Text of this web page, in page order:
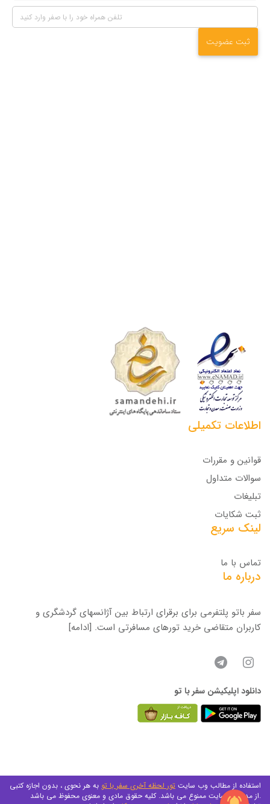
ثبت عضویت
اطلاعات تکمیلی
قوانین و مقررات
سوالات متداول
تبلیغات
ثبت شکایات
لینک سریع
تماس با ما
درباره ما
سفر باتو پلتفرمی برای برقرای ارتباط بین آژانسهای گردشگری و
کاربران متقاضی خرید تورهای مسافرتی است. [ادامه]
دانلود اپلیکیشن سفر با تو
استفاده از مطالب وب سایت تور لحظه آخری سفر با تو به هر نحوی ، بدون اجازه کتبی
از مدیریت سایت ممنوع می باشد. کلیه حقوق مادی و معنوی محفوظ می باشد.